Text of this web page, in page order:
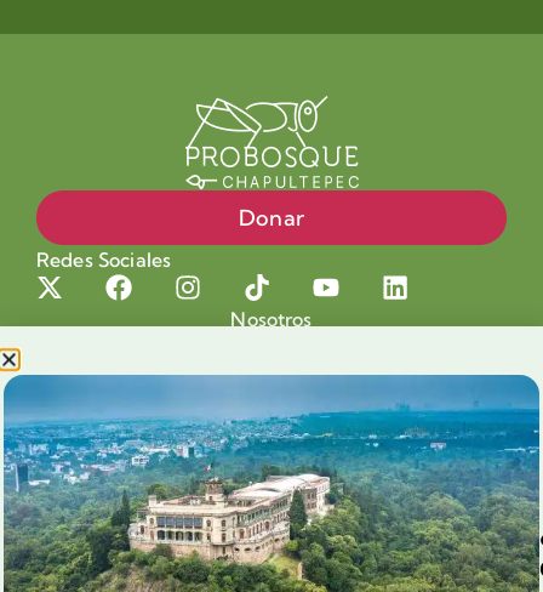
Donar
Redes Sociales
Nosotros
Nuestra Causa
Productos con Causa
Blog
Voluntariado Chapultepec
Aliados